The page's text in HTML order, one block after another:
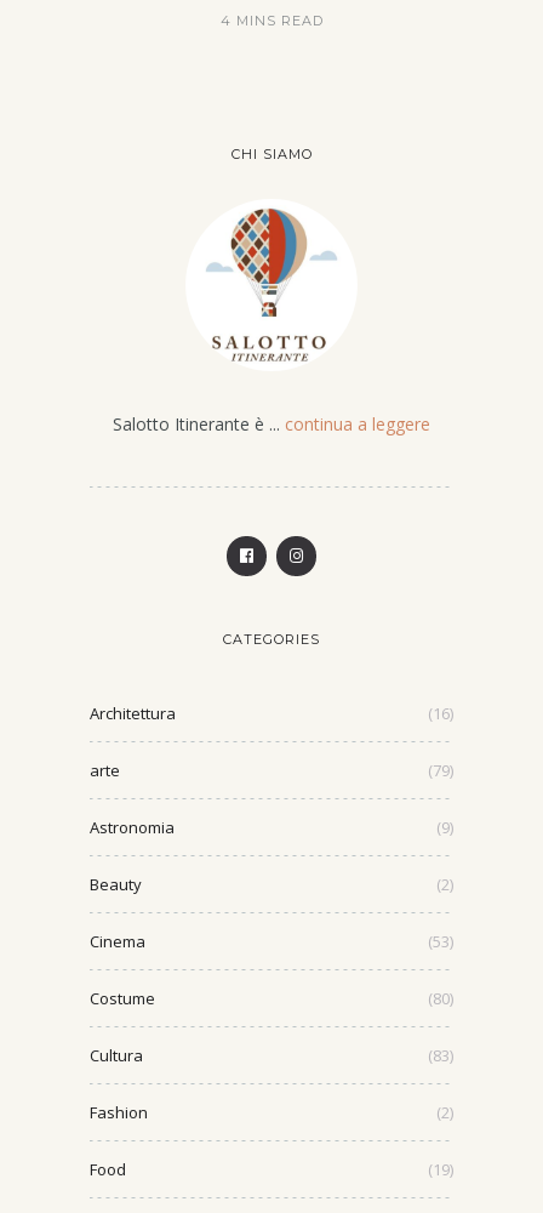
4 MINS READ
CHI SIAMO
Salotto Itinerante è ... continua a leggere
CATEGORIES
Architettura (16)
arte (79)
Astronomia (9)
Beauty (2)
Cinema (53)
Costume (80)
Cultura (83)
Fashion (2)
Food (19)